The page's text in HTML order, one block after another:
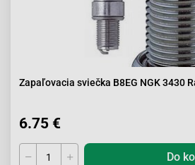
Zapaľovacia sviečka B8EG NGK 3430
6.75 €
Do